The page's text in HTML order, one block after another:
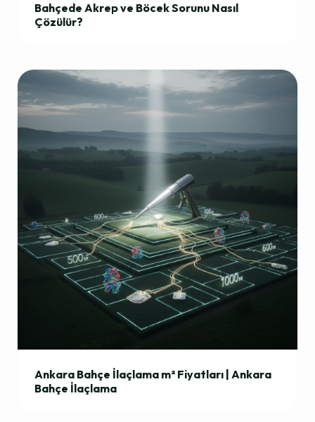
Bahçede Akrep ve Böcek Sorunu Nasıl
Çözülür?
Ankara Bahçe İlaçlama m² Fiyatları | Ankara
Bahçe İlaçlama